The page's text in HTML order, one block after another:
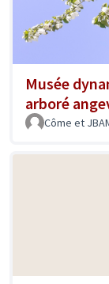
Musée
arboré
Côme et